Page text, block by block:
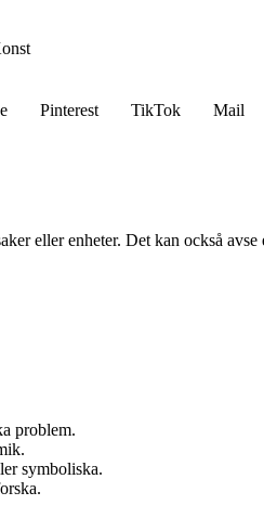
Pinterest TikTok Mail
eller enheter. Det kan också
problem.
symboliska.